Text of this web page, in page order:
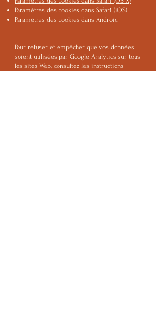
Paramètres des cookies dans Safari (iOS)
Paramètres des cookies dans Android
Pour refuser et empêcher que vos données
soient utilisées par Google Analytics sur tous
les sites Web, consultez les instructions